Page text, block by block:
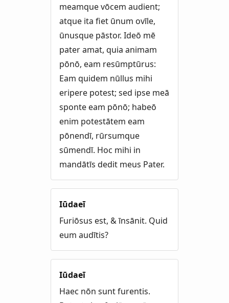
meamque vōcem audient;
atque ita fiet ūnum ovīle,
ūnusque pāstor. Ideō mē
pater amat, quia animam
pōnō, eam resūmptūrus:
Eam quidem nūllus mihi
eripere potest; sed ipse meā
sponte eam pōnō; habeō
enim potestātem eam
pōnendī, rūrsumque
sūmendī. Hoc mihi in
mandātīs dedit meus Pater.
Iūdaeī
Furiōsus est, & īnsānit. Quid
eum audītis?
Iūdaeī
Haec nōn sunt furentis.